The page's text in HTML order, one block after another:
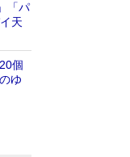
「パ
天
個
ゆ